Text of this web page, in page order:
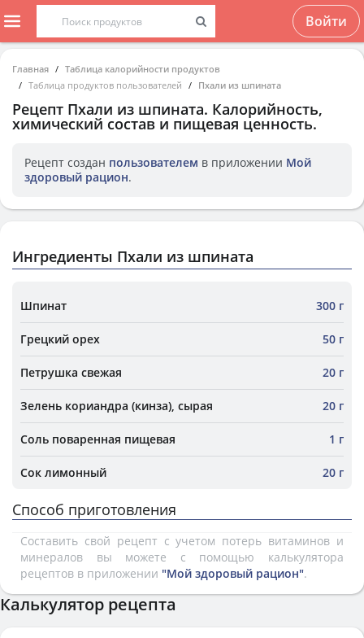
Войти
Главная
Таблица калорийности продуктов
Таблица продуктов пользователей
Пхали из шпината
Рецепт Пхали из шпината. Калорийность,
химический состав и пищевая ценность.
Рецепт создан пользователем в приложении Мой
здоровый рацион.
Ингредиенты Пхали из шпината
Шпинат 300 г
Грецкий орех 50 г
Петрушка свежая 20 г
Зелень кориандра (кинза), сырая 20 г
Соль поваренная пищевая 1 г
Сок лимонный 20 г
Способ приготовления
Составить свой рецепт с учетом потерь витаминов и
минералов вы можете с помощью калькулятора
рецептов в приложении "Мой здоровый рацион".
Калькулятор рецепта